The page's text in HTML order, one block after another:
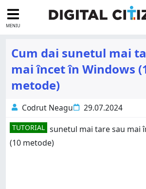
MENIU
Cum dai sunetul mai
mai încet în Windows
metode)
Codrut Neagu 29.07.2024
TUTORIAL